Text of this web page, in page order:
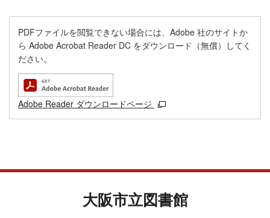
PDFファイルを閲覧できない場合には、Adobe 社のサイトか
ら Adobe Acrobat Reader DC をダウンロード（無償）してく
ださい。
Adobe Reader ダウンロードページ
大阪市立図書館